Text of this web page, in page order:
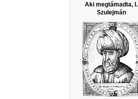
Aki megtámadta, I.
Szulejmán